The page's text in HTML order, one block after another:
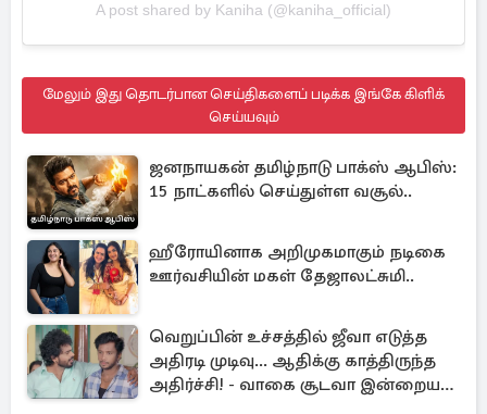
A post shared by Kaniha (@kaniha_official)
மேலும் இது தொடர்பான செய்திகளைப் படிக்க இங்கே கிளிக்
செய்யவும்
ஜனநாயகன் தமிழ்நாடு பாக்ஸ் ஆபிஸ்:
15 நாட்களில் செய்துள்ள வசூல்..
ஹீரோயினாக அறிமுகமாகும் நடிகை
ஊர்வசியின் மகள் தேஜாலட்சுமி..
வெறுப்பின் உச்சத்தில் ஜீவா எடுத்த
அதிரடி முடிவு... ஆதிக்கு காத்திருந்த
அதிர்ச்சி! - வாகை சூடவா இன்றைய